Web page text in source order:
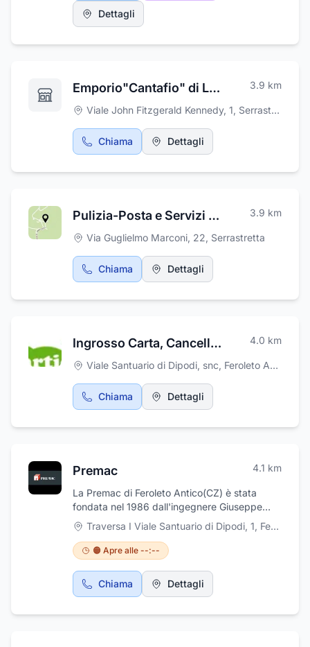
dando così vita ad una nuova realtà: l'attuale
azienda agricola TA.CA. TA.CA di Talarico
agricola per la produzione, lavorazione,
(ammaccate), olive nere infornate e olio EVO.
Troverete da noi confezioni regalo e
degustazione. Contattaci e richiedi
informazioni sui nostri prodotti!
Dettagli
Emporio"Cantafio" di Lucia Maria Salvatrice 3.9 km
Viale John Fitzgerald Kennedy, 1, Serrastretta
Chiama Dettagli
Pulizia-Posta e Servizi Srls 3.9 km
Via Guglielmo Marconi, 22, Serrastretta
Chiama Dettagli
Ingrosso Carta, Cancelleria, Scuola -Ufficio 4.0 km
Viale Santuario di Dipodi, snc, Feroleto Antico
Chiama Dettagli
Premac 4.1 km
La Premac di Feroleto Antico(CZ) è stata
fondata nel 1986 dall'ingegnere Giuseppe
Mascaro ed altri soci con l'intento di creare
ed offrire un servizio nuovo di
sperimentazione nel settore civile, sia sui
materiali che sulle strutture. Le numerose
esperienze accumulate, le diverse tipologie e
problematiche di indagine e diagnosi che
affermare che i servizi forniti dalla Premac
Traversa I Viale Santuario di Dipodi, 1, Feroleto Antico
🟠 Apre alle --:--
Chiama Dettagli